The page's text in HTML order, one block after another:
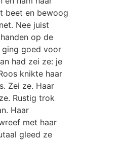
beet en bewoog
Nee juist
op de
ging goed voor
had zei ze: je
knikte haar
Zei ze. Haar
Rustig trok
Haar
met haar
gleed ze